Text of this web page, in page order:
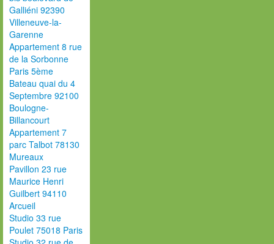
Galliéni 92390
Villeneuve-la-
Garenne
Appartement 8 rue
de la Sorbonne
Paris 5ème
Bateau quai du 4
Septembre 92100
Boulogne-
Billancourt
Appartement 7
parc Talbot 78130
Mureaux
Pavillon 23 rue
Maurice Henri
Guilbert 94110
Arcueil
Studio 33 rue
Poulet 75018 Paris